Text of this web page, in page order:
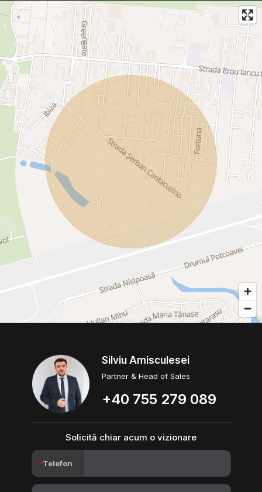
Silviu Amisculesei
Partner & Head of Sales
+40 755 279 089
Solicită chiar acum o vizionare
Telefon